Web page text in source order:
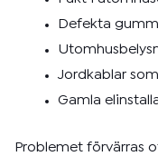
Defekta
Jordkablar
Gamla
Problemet förvärras